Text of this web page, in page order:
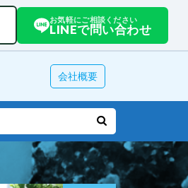
お気軽にご相談ください
LINEで問い合わせ
会社概要